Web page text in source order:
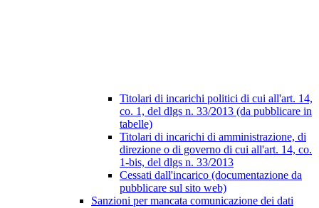
Titolari di incarichi politici di cui all'art. 14,
co. 1, del dlgs n. 33/2013 (da pubblicare in
tabelle)
Titolari di incarichi di amministrazione, di
direzione o di governo di cui all'art. 14, co.
1-bis, del dlgs n. 33/2013
Cessati dall'incarico (documentazione da
pubblicare sul sito web)
Sanzioni per mancata comunicazione dei dati